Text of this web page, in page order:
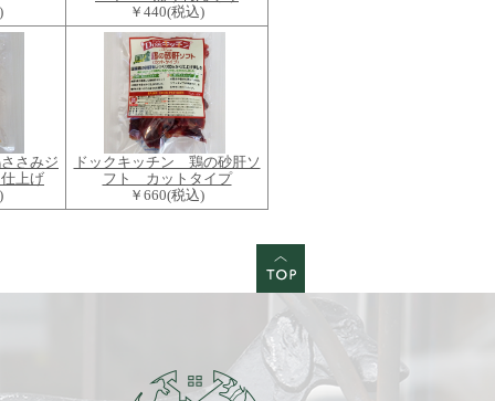
￥440(税込)
さみジ
上げ
ドックキッチン 鶏の砂肝ソ
フト カットタイプ
￥660(税込)